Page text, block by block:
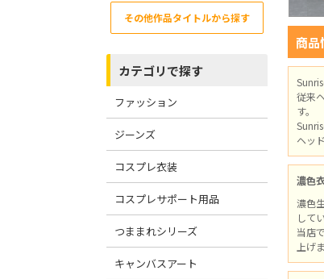
その他作品タイトルから探す
カテゴリで探す
ファッション
ジーンズ
コスプレ衣装
コスプレサポート用品
つままれシリーズ
キャンバスアート
商品
従来
す。
ヘッ
濃色
濃色
して
当店
上げ